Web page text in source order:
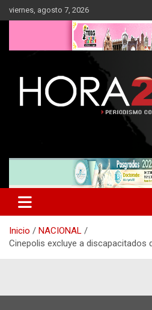
Saltar
al
viernes, agosto 7, 2026
Inicio
NACIONAL
Cinepolis excluye a discapacitados